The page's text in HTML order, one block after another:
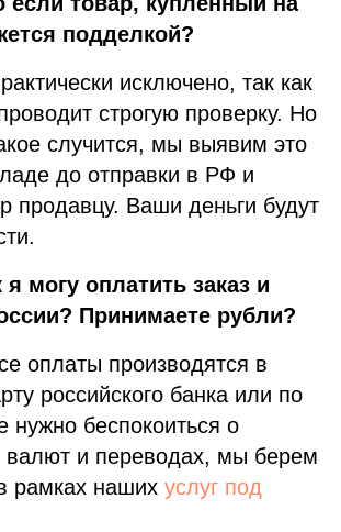
подделкой?
исключено, так как
строгую проверку. Но
случится, мы выявим это
до отправки в РФ и
продавцу. Ваши деньги будут
могу оплатить заказ и
Принимаете рубли?
оплаты производятся в
российского банка или по
нужно беспокоиться о
валют и переводах, мы берем
рамках наших услуг под